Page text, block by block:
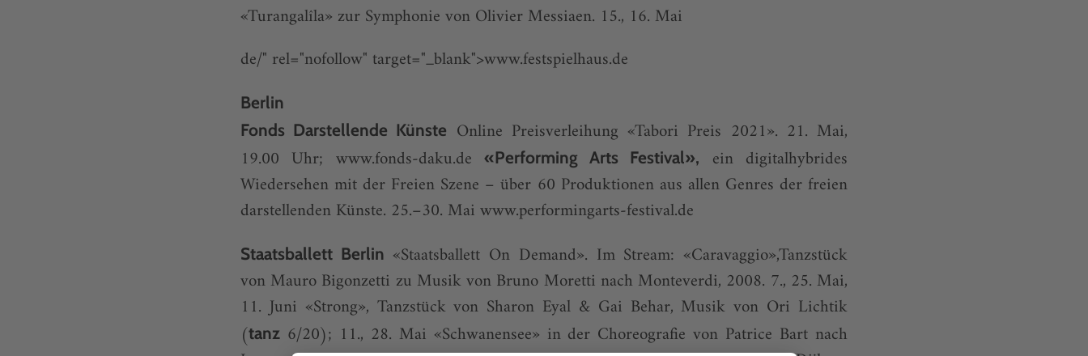
«Turangalîla» zur Symphonie von Olivier Messiaen. 15., 16. Mai
de/" rel="nofollow" target="_blank">www.festspielhaus.de
Berlin
Fonds Darstellende Künste Online Preisverleihung «Tabori Preis 2021». 21. Mai,
19.00 Uhr; www.fonds-daku.de «Performing Arts Festival»,
ein digitalhybrides
Wiedersehen mit der Freien Szene – über 60 Produktionen aus allen Genres der freien
darstellenden Künste. 25.–30. Maiwww.performingarts-festival.de
Staatsballett Berlin «Staatsballett On Demand». Im Stream: «Caravaggio»,Tanzstück
von Mauro Bigonzetti zu Musik von Bruno Moretti nach Monteverdi, 2008. 7., 25. Mai,
11. Juni «Strong», Tanzstück von Sharon Eyal & Gai Behar, Musik von Ori Lichtik
(tanz 6/20); 11., 28. Mai «Schwanensee» in der Choreografie von Patrice Bart nach